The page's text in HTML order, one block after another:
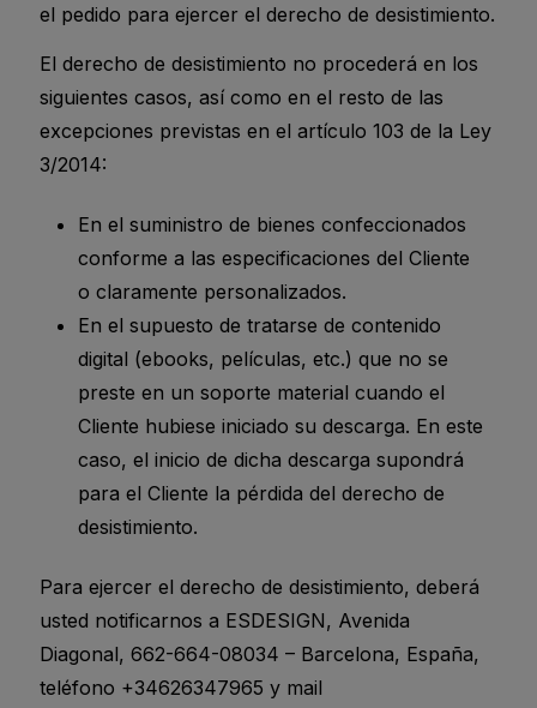
el pedido para ejercer el derecho de desistimiento.
El derecho de desistimiento no procederá en los
siguientes casos, así como en el resto de las
excepciones previstas en el artículo 103 de la Ley
3/2014:
En el suministro de bienes confeccionados
conforme a las especificaciones del Cliente
o claramente personalizados.
En el supuesto de tratarse de contenido
digital (ebooks, películas, etc.) que no se
preste en un soporte material cuando el
Cliente hubiese iniciado su descarga. En este
caso, el inicio de dicha descarga supondrá
para el Cliente la pérdida del derecho de
desistimiento.
Para ejercer el derecho de desistimiento, deberá
usted notificarnos a ESDESIGN, Avenida
Diagonal, 662-664-08034 – Barcelona, España,
teléfono +34626347965 y mail